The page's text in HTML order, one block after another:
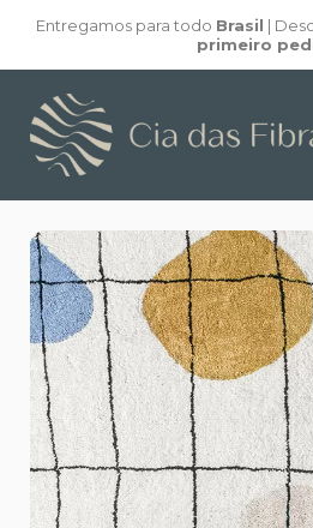
Entregamos para todo Brasil |
primeiro